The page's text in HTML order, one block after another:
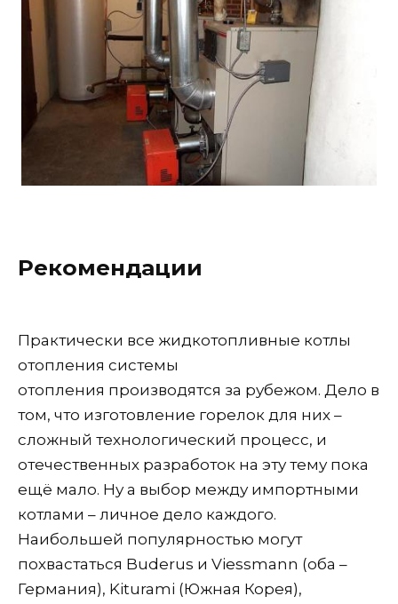
Рекомендации
Практически все жидкотопливные котлы
отопления системы
отопления производятся за рубежом. Дело в
том, что изготовление горелок для них –
сложный технологический процесс, и
отечественных разработок на эту тему пока
ещё мало. Ну а выбор между импортными
котлами – личное дело каждого.
Наибольшей популярностью могут
похвастаться Buderus и Viessmann (оба –
Германия), Kiturami (Южная Корея),